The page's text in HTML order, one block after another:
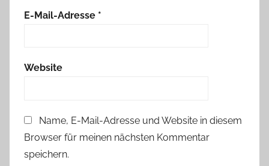
E-Mail-Adresse *
Website
Name, E-Mail-Adresse und Website in diesem
Browser für meinen nächsten Kommentar
speichern.